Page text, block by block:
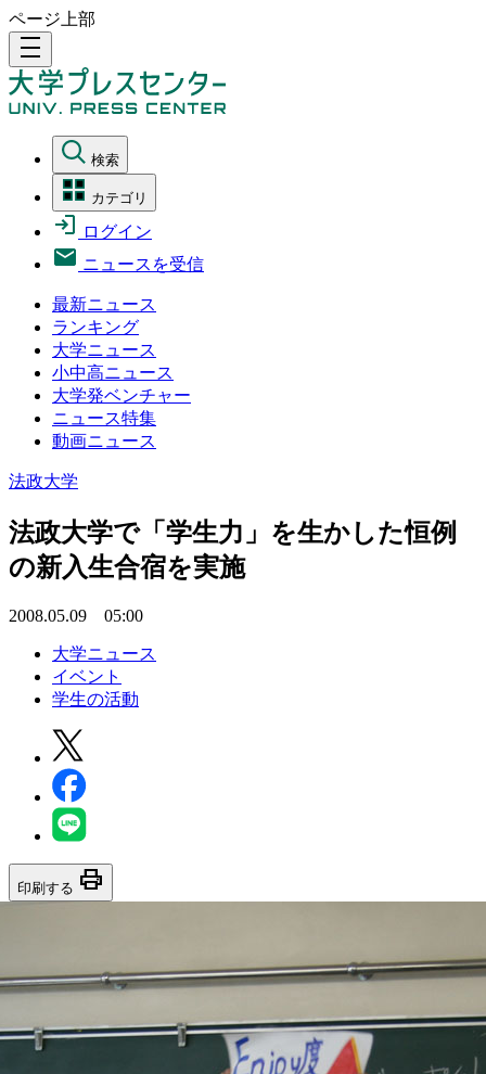
ページ上部
density_medium
検索
カテゴリ
ログイン
ニュースを受信
最新ニュース
ランキング
大学ニュース
小中高ニュース
大学発ベンチャー
ニュース特集
動画ニュース
法政大学
法政大学で「学生力」を生かした恒例
の新入生合宿を実施
2008.05.09 05:00
大学ニュース
イベント
学生の活動
印刷する print